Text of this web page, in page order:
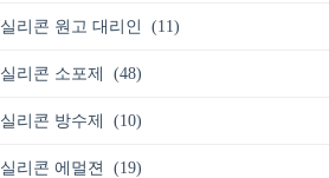
실리콘 원고 대리인 (11)
실리콘 소포제 (48)
실리콘 방수제 (10)
실리콘 에멀젼 (19)